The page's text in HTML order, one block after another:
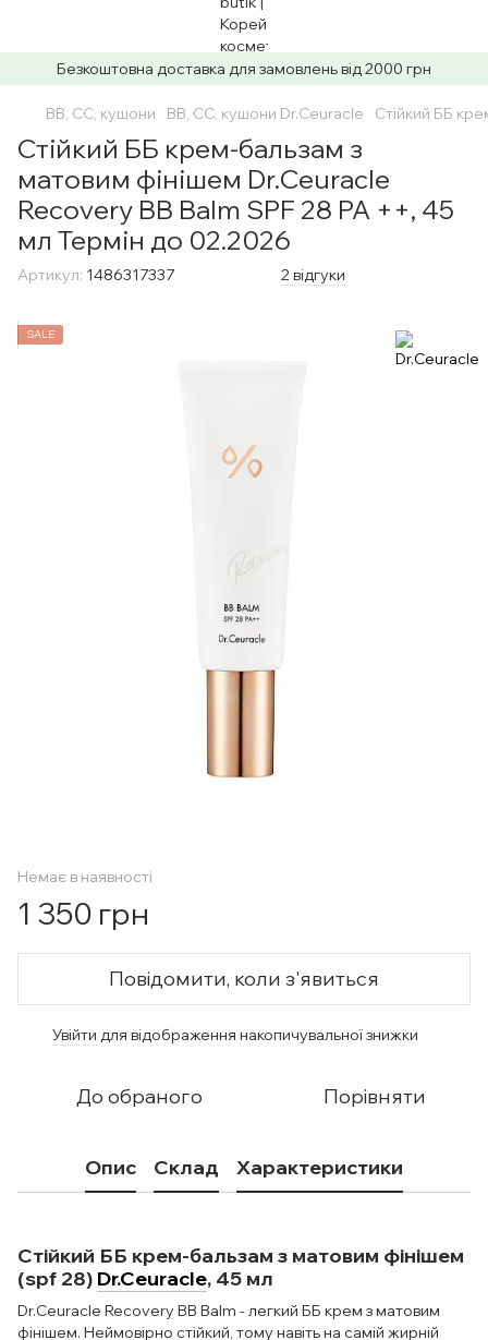
Безкоштовна доставка для замовлень від 2000 грн
BB, CC, кушони BB, CC, кушони Dr.Ceuracle Стійкий ББ
Стійкий ББ крем-бальзам з
матовим фінішем Dr.Ceuracle
Recovery BB Balm SPF 28 PA ++, 45
мл Термін до 02.2026
Артикул: 1486317337 2 відгуки
SALE
Немає в наявності
1 350 грн
Повідомити, коли з'явиться
Увійти для відображення накопичувальної знижки
До обраного Порівняти
Опис Склад Характеристики
Стійкий ББ крем-бальзам з матовим фінішем
(spf 28) Dr.Ceuracle, 45 мл
Dr.Ceuracle Recovery BB Balm - легкий ББ крем з матовим
фінішем. Неймовірно стійкий, тому навіть на самій жирній